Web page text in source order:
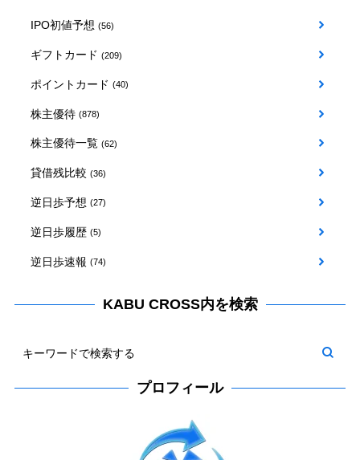
IPO初値予想 (56)
ギフトカード (209)
ポイントカード (40)
株主優待 (878)
株主優待一覧 (62)
貸借残比較 (36)
逆日歩予想 (27)
逆日歩履歴 (5)
逆日歩速報 (74)
KABU CROSS内を検索
プロフィール